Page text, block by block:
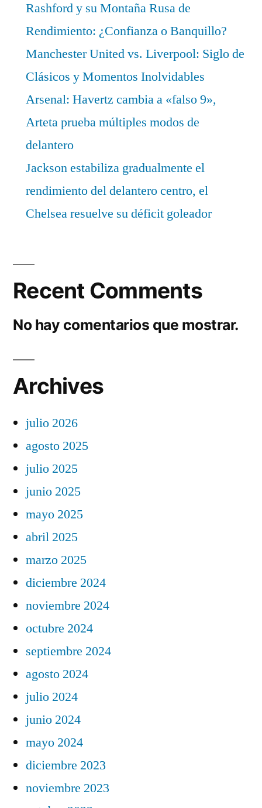
Rashford y su Montaña Rusa de
Rendimiento: ¿Confianza o Banquillo?
Manchester United vs. Liverpool: Siglo de
Clásicos y Momentos Inolvidables
Arsenal: Havertz cambia a «falso 9»,
Arteta prueba múltiples modos de
delantero
Jackson estabiliza gradualmente el
rendimiento del delantero centro, el
Chelsea resuelve su déficit goleador
Recent Comments
No hay comentarios que mostrar.
Archives
julio 2026
agosto 2025
julio 2025
junio 2025
mayo 2025
abril 2025
marzo 2025
diciembre 2024
noviembre 2024
octubre 2024
septiembre 2024
agosto 2024
julio 2024
junio 2024
mayo 2024
diciembre 2023
noviembre 2023